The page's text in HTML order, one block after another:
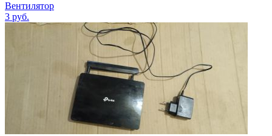
Вентилятор
3 руб.